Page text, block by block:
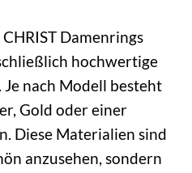
Damenrings
hochwertige
nach Modell besteht
Gold oder einer
Diese Materialien sind
anzusehen, sondern